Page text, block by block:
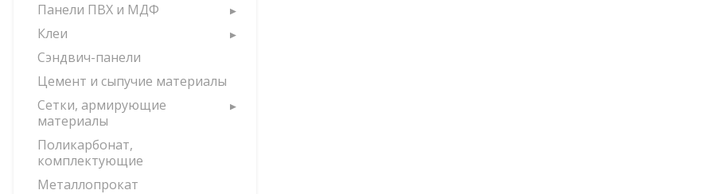
Панели ПВХ и МДФ
Клеи
Сэндвич-панели
Цемент и сыпучие материалы
Сетки, армирующие
материалы
Поликарбонат,
комплектующие
Металлопрокат